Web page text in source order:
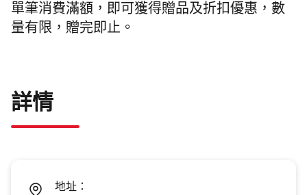
單筆消費滿額，即可獲得贈品及折扣優惠，數
量有限，贈完即止。
詳情
地址：